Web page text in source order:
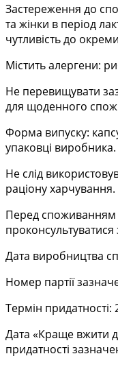
Застереження до
та жінки в період
чутливість до
Містить алергени:
Не перевищувати
для щоденного
Форма випуску:
упаковці виробника.
Не слід
раціону харчування.
Перед
проконсультуватися
Дата виробництва
Номер партії
Термін придатності:
Дата «Краще вжити
придатності